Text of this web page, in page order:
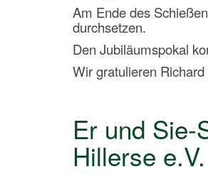
Am Ende des
durchsetzen.
Den Jubiläumspokal
Wir gratulieren Richard
Er und
Hillerse e.V.